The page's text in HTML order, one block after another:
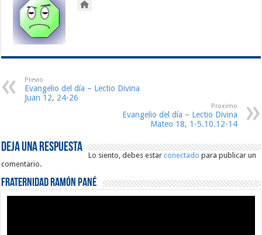
Previo
Evangelio del día – Lectio Divina
Juan 12, 24-26
Proximo
Evangelio del día – Lectio Divina
Mateo 18, 1-5.10.12-14
Deja una respuesta
Lo siento, debes estarconectado para publicar un
comentario.
Fraternidad Ramón Pané